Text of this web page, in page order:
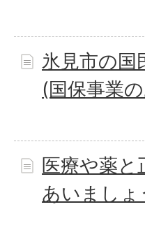
氷見市の国
(国保事業
医療や薬と
あいましょ